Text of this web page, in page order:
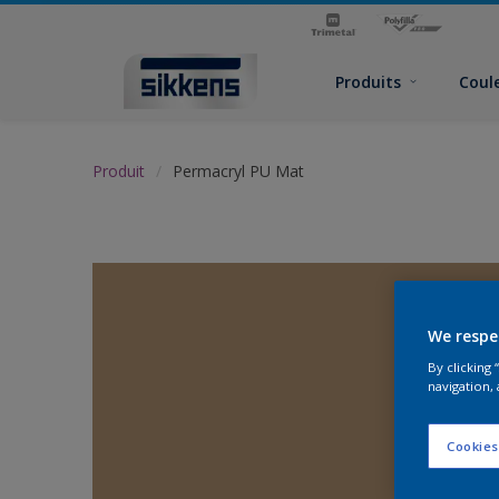
Produits
Produit Permacryl PU Mat
We
By clicking
navigation,